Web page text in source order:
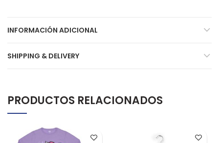
INFORMACIÓN ADICIONAL
SHIPPING & DELIVERY
PRODUCTOS RELACIONADOS